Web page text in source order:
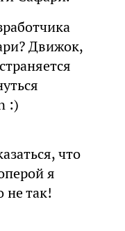
Движок,
:)
что
я
не так!